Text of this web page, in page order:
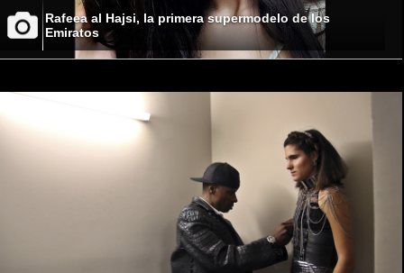
Rafeea al Hajsi, la primera supermodelo de los
Emiratos